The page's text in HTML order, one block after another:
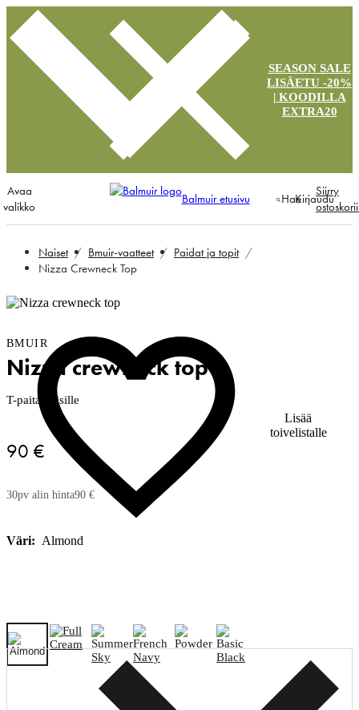
SEASON SALE
LISÄETU -20%
| KOODILLA
EXTRA20
Avaa
valikko
Balmuir etusivu HaeKirjaudu
Siirry
Naiset Bmuir-vaatteet
Paidat ja topit
Nizza Crewneck Top
Lisää
toivelistalle
BMUIR
Nizza crewneck top
T-paita naisille
90 €
30pv alin hinta90 €
Väri: Almond